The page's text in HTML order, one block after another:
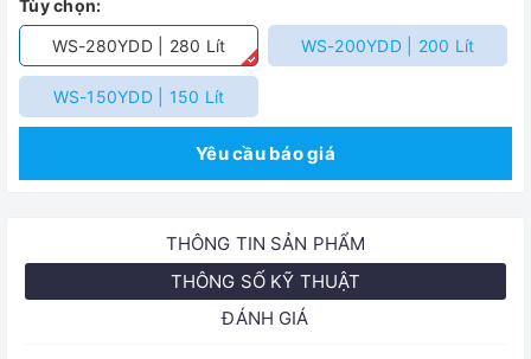
Tùy chọn:
WS-280YDD | 280 Lít
WS-200YDD | 200 Lít
WS-150YDD | 150 Lít
Yêu cầu báo giá
THÔNG TIN SẢN PHẨM
THÔNG SỐ KỸ THUẬT
ĐÁNH GIÁ